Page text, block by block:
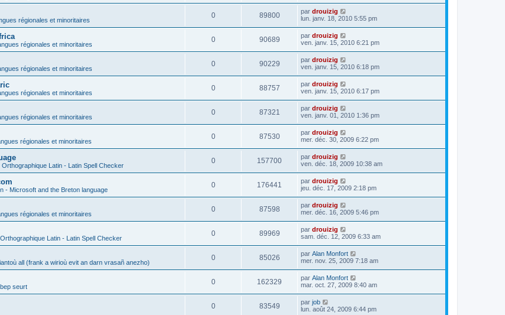
régionales et minoritaires
0 89800 par drouizig
lun. janv. 18, 2010 5:55 pm
régionales et minoritaires
0 90689 par drouizig
ven. janv. 15, 2010 6:21 pm
régionales et minoritaires
0 90229 par drouizig
ven. janv. 15, 2010 6:18 pm
régionales et minoritaires
0 88757 par drouizig
ven. janv. 15, 2010 6:17 pm
régionales et minoritaires
0 87321 par drouizig
ven. janv. 01, 2010 1:36 pm
régionales et minoritaires
0 87530 par drouizig
mer. déc. 30, 2009 6:22 pm
Latin - Latin Spell Checker
0 157700 par drouizig
ven. déc. 18, 2009 10:38 am
- Microsoft and the Breton language
0 176441 par drouizig
jeu. déc. 17, 2009 2:18 pm
régionales et minoritaires
0 87598 par drouizig
mer. déc. 16, 2009 5:46 pm
Latin - Latin Spell Checker
0 89969 par drouizig
sam. déc. 12, 2009 6:33 am
all (frank a wirioù evit an darn vrasañ anezho)
0 85026 par Alan Monfort
mer. nov. 25, 2009 7:18 am
seurt
0 162329 par Alan Monfort
mar. oct. 27, 2009 8:40 am
0 83549 par job
lun. août 24, 2009 6:44 pm